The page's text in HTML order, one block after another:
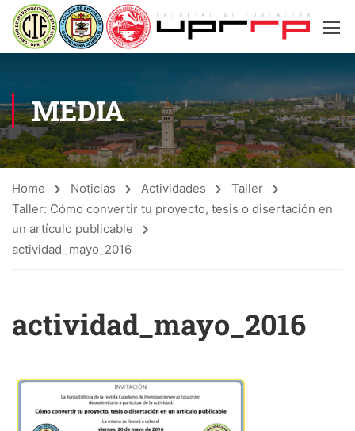
MEDIA
Home Noticias Actividades
Taller
Taller: Cómo convertir tu proyecto, tesis o disertación en
un artículo publicable
actividad_mayo_2016
actividad_mayo_2016